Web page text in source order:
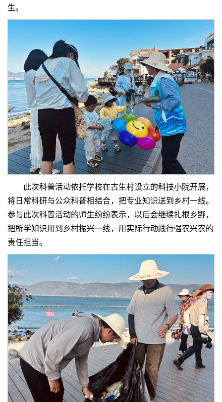
生。
此次科普活动依托学校在古生村设立的科技小院开展，
将日常科研与公众科普相结合，把专业知识送到乡村一线。
参与此次科普活动的师生纷纷表示，以后会继续扎根乡野，
把所学知识用到乡村振兴一线，用实际行动践行强农兴农的
责任担当。